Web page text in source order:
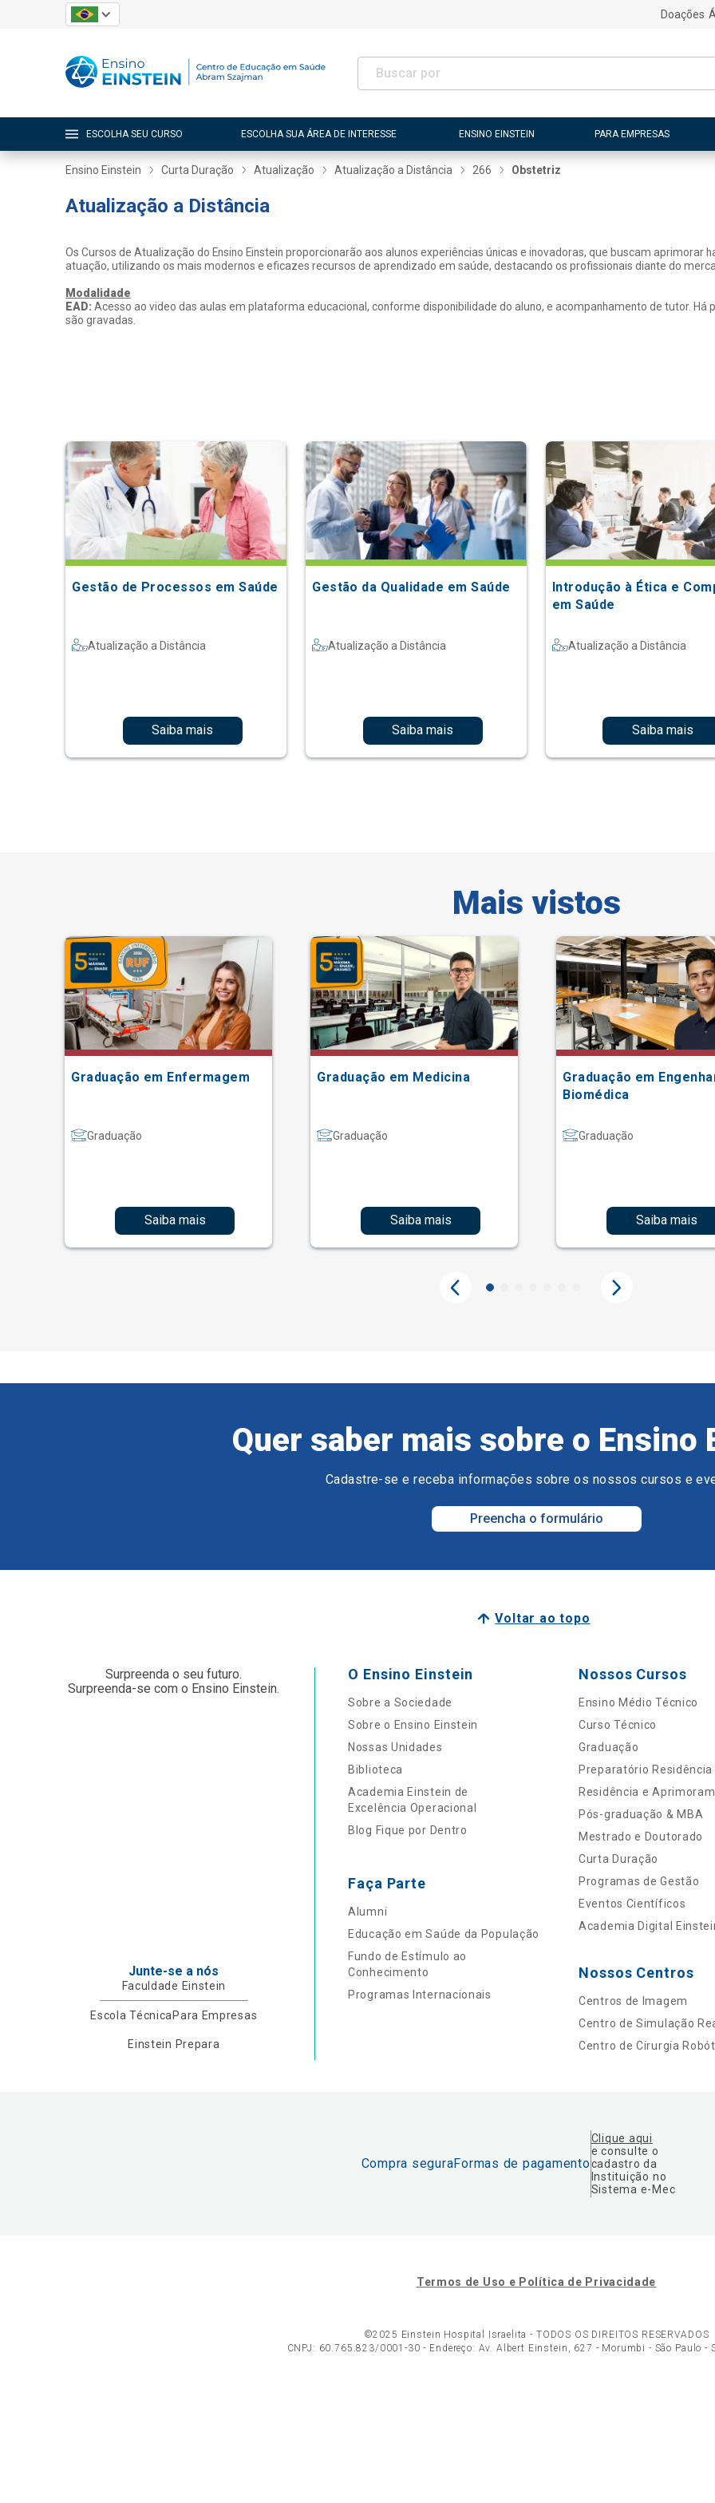
Doações
ESCOLHA SEU CURSO ESCOLHA SUA ÁREA DE INTERESSE ENSINO EINSTEIN PARA EMPRESAS
Ensino Einstein Curta Duração Atualização Atualização a Distância 266 Obstetriz
Atualização a Distância
Os Cursos de Atualização do Ensino Einstein proporcionarão aos alunos experiências únicas e inovadoras, que buscam
atuação, utilizando os mais modernos e eficazes recursos de aprendizado em saúde, destacando os profissionais diante do
Modalidade
EAD:Acesso ao video das aulas em plataforma educacional, conforme disponibilidade do aluno, e acompanhamento de tutor. Há
são gravadas.
Gestão de Processos em Saúde
Atualização a Distância
Saiba mais
Gestão da Qualidade em Saúde
Atualização a Distância
Saiba mais
Introdução à Ética e
em Saúde
Atualização a Distância
Saiba mais
Mais vistos
Graduação em Enfermagem
Graduação
Saiba mais
Graduação em Medicina
Graduação
Saiba mais
Graduação em
Biomédica
Graduação
Saiba mais
Quer saber mais sobre o Ensino
Cadastre-se e receba informações sobre os nossos cursos e
Preencha o formulário
Voltar ao topo
Surpreenda o seu futuro.
Surpreenda-se com o Ensino Einstein.
Junte-se a nós
Faculdade Einstein
Escola Técnica Para Empresas
Einstein Prepara
O Ensino Einstein
Sobre a Sociedade
Sobre o Ensino Einstein
Nossas Unidades
Biblioteca
Academia Einstein de
Excelência Operacional
Blog Fique por Dentro
Faça Parte
Alumni
Educação em Saúde da População
Fundo de Estímulo ao
Conhecimento
Programas Internacionais
Nossos Cursos
Ensino Médio Técnico
Curso Técnico
Graduação
Preparatório Residência
Residência e
Pós-graduação & MBA
Mestrado e Doutorado
Curta Duração
Programas de Gestão
Eventos Científicos
Academia Digital
Nossos Centros
Centros de Imagem
Centro de Simulação
Centro de Cirurgia
Compra seguraFormas de pagamento
Clique aqui
e consulte o
cadastro da
Instituição no
Sistema e-Mec
Termos de Uso e Política de Privacidade
©2025 Einstein Hospital Israelita - TODOS OS DIREITOS RESERVADOS
CNPJ: 60.765.823/0001-30 - Endereço: Av. Albert Einstein, 627 - Morumbi - São Paulo -